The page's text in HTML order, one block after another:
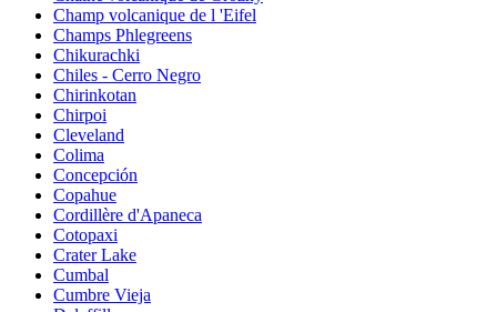
Champ volcanique de l 'Eifel
Champs Phlegreens
Chikurachki
Chiles - Cerro Negro
Chirinkotan
Chirpoi
Cleveland
Colima
Concepción
Copahue
Cordillère d'Apaneca
Cotopaxi
Crater Lake
Cumbal
Cumbre Vieja